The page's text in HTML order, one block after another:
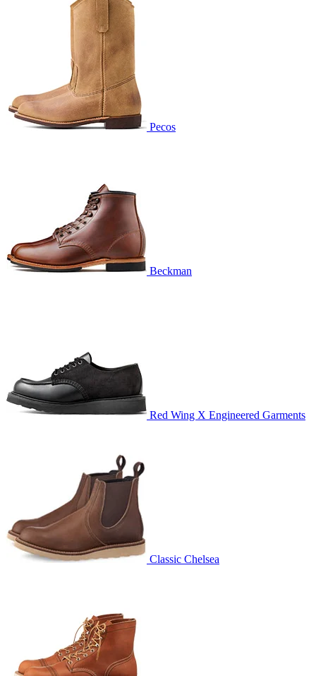
Pecos
Beckman
Red Wing X Engineered Garments
Classic Chelsea